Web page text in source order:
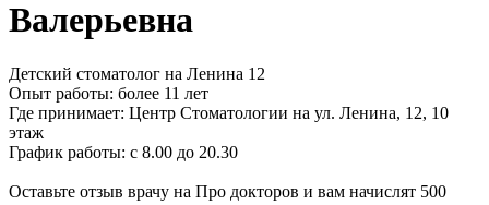
Валерьевна
Детский стоматолог на Ленина 12
Опыт работы: более 11 лет
Где принимает: Центр Стоматологии на ул. Ленина, 12, 10
этаж
График работы: с 8.00 до 20.30
Оставьте отзыв врачу на Про докторов и вам начислят 500